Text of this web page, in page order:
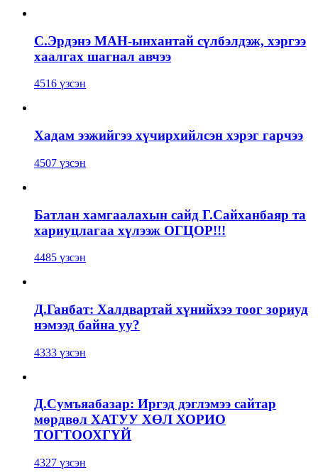
С.Эрдэнэ МАН-ынхантай сүлбэлдэж, хэргээ
хаалгах шагнал авчээ
4516 үзсэн
Хадам ээжийгээ хүчирхийлсэн хэрэг гарчээ
4507 үзсэн
Батлан хамгаалахын сайд Г.Сайханбаяр та
хариуцлагаа хүлээж ОГЦОР!!!
4485 үзсэн
Д.Ганбат: Халдвартай хүнийхээ тоог зориуд
нэмээд байна уу?
4333 үзсэн
Д.Сумъяабазар: Иргэд дэглэмээ сайтар
мөрдвөл ХАТУУ ХӨЛ ХОРИО
ТОГТООХГҮЙ
4327 үзсэн